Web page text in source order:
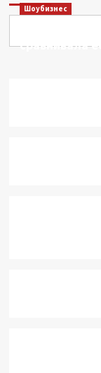
Шоубизнес
Этери
сравнивала